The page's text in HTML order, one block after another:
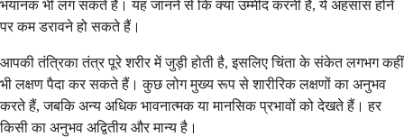
भयानक भी लग सकते हैं। यह जानने से कि क्या उम्मीद करनी है, ये अहसास होने
पर कम डरावने हो सकते हैं।
आपकी तंत्रिका तंत्र पूरे शरीर में जुड़ी होती है, इसलिए चिंता के संकेत लगभग कहीं
भी लक्षण पैदा कर सकते हैं। कुछ लोग मुख्य रूप से शारीरिक लक्षणों का अनुभव
करते हैं, जबकि अन्य अधिक भावनात्मक या मानसिक प्रभावों को देखते हैं। हर
किसी का अनुभव अद्वितीय और मान्य है।